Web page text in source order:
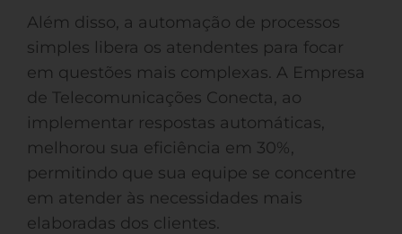
Além disso, a automação de processos
simples libera os atendentes para focar
em questões mais complexas. A Empresa
de Telecomunicações Conecta, ao
implementar respostas automáticas,
melhorou sua eficiência em 30%,
permitindo que sua equipe se concentre
em atender às necessidades mais
elaboradas dos clientes.